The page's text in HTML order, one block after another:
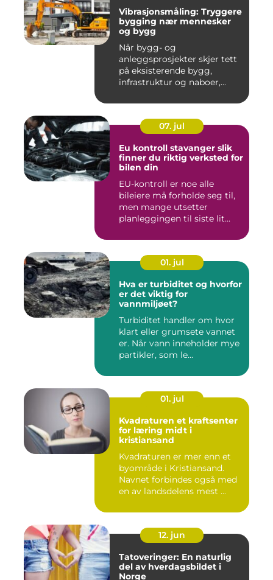
Vibrasjonsmåling: Tryggere
bygging nær mennesker
og bygg
Når bygg- og
anleggsprosjekter skjer tett
på eksisterende bygg,
infrastruktur og naboer,...
07. jul
Eu kontroll stavanger slik
finner du riktig verksted for
bilen din
EU-kontroll er noe alle
bileiere må forholde seg til,
men mange utsetter
planleggingen til siste lit...
01. jul
Hva er turbiditet og hvorfor
er det viktig for
vannmiljøet?
Turbiditet handler om hvor
klart eller grumsete vannet
er. Når vann inneholder mye
partikler, som le...
01. jul
Kvadraturen et kraftsenter
for læring midt i
kristiansand
Kvadraturen er mer enn et
byområde i Kristiansand.
Navnet forbindes også med
en av landsdelens mest ...
12. jun
Tatoveringer: En naturlig
del av hverdagsbildet i
Norge